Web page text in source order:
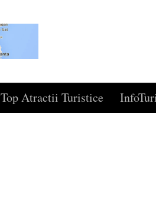
Top Atractii Turistice